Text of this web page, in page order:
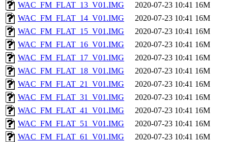
WAC_FM_FLAT_13_V01.IMG
2020-07-23 10:41 16M
WAC_FM_FLAT_14_V01.IMG
2020-07-23 10:41 16M
WAC_FM_FLAT_15_V01.IMG
2020-07-23 10:41 16M
WAC_FM_FLAT_16_V01.IMG
2020-07-23 10:41 16M
WAC_FM_FLAT_17_V01.IMG
2020-07-23 10:41 16M
WAC_FM_FLAT_18_V01.IMG
2020-07-23 10:41 16M
WAC_FM_FLAT_21_V01.IMG
2020-07-23 10:41 16M
WAC_FM_FLAT_31_V01.IMG
2020-07-23 10:41 16M
WAC_FM_FLAT_41_V01.IMG
2020-07-23 10:41 16M
WAC_FM_FLAT_51_V01.IMG
2020-07-23 10:41 16M
WAC_FM_FLAT_61_V01.IMG
2020-07-23 10:41 16M